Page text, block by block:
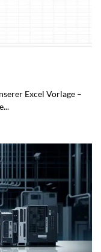
Excel Vorlage –